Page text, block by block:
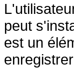
peut
est un